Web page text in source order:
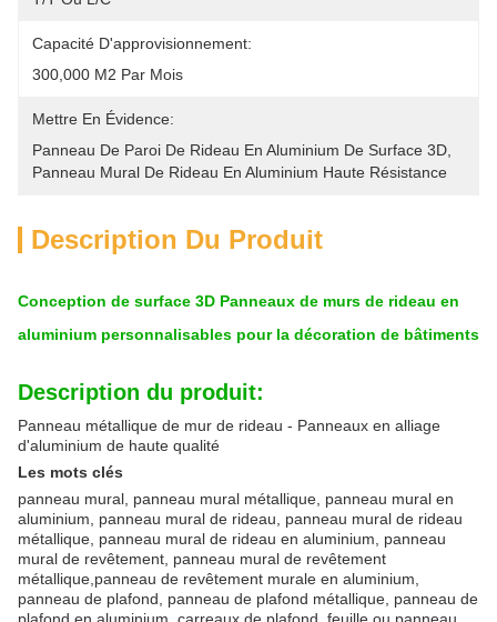
Capacité D'approvisionnement:
300,000 M2 Par Mois
Mettre En Évidence:
Panneau De Paroi De Rideau En Aluminium De Surface 3D
Panneau Mural De Rideau En Aluminium Haute Résistance
Description Du Produit
Conception de surface 3D Panneaux de murs de rideau en
aluminium personnalisables pour la décoration de bâtiments
Description du produit:
Panneau métallique de mur de rideau - Panneaux en alliage
d'aluminium de haute qualité
Les mots clés
panneau mural, panneau mural métallique, panneau mural en
aluminium, panneau mural de rideau, panneau mural de rideau
métallique, panneau mural de rideau en aluminium, panneau
mural de revêtement, panneau mural de revêtement
métallique,panneau de revêtement murale en aluminium,
panneau de plafond, panneau de plafond métallique, panneau de